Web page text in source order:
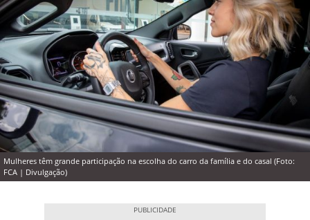
Mulheres têm grande participação na escolha do carro da família e do casal (Foto:
FCA | Divulgação)